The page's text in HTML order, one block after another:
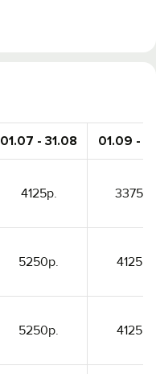
01.07 - 31.08 01.09 -
4125р. 3375р.
5250р. 4125р.
5250р. 4125р.